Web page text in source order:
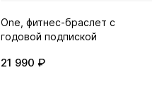
One, фитнес-браслет с
годовой подпиской
21 990 ₽